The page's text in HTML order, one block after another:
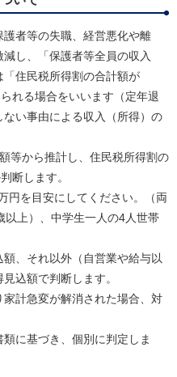
護者等の失職、経営悪化や離
し、「保護者等全員の収入
「住民税所得割の合計額が
れる場合をいいます（定年退
い事由による収入（所得）の
から推計し、住民税所得割の
断します。
を目安にしてください。（両
上）、中学生一人の4人世帯
、それ以外（自営業や給与以
込額で判断します。
計急変が解消された場合、対
に基づき、個別に判定しま